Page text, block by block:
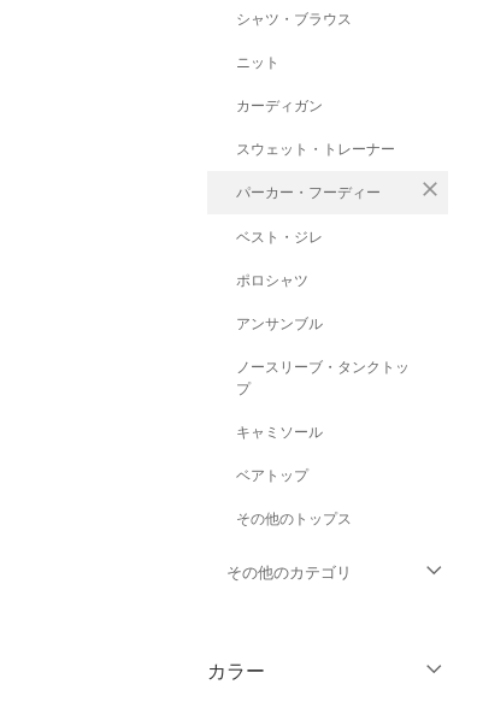
シャツ・ブラウス
ニット
カーディガン
スウェット・トレーナー
パーカー・フーディー close
ベスト・ジレ
ポロシャツ
アンサンブル
ノースリーブ・タンクトッ
プ
キャミソール
ベアトップ
その他のトップス
その他のカテゴリ
パンツ
カラー
Desigual